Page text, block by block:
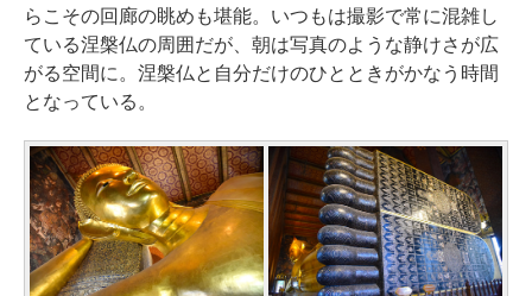
らこその回廊の眺めも堪能。いつもは撮影で常に混雑し
ている涅槃仏の周囲だが、朝は写真のような静けさが広
がる空間に。涅槃仏と自分だけのひとときがかなう時間
となっている。